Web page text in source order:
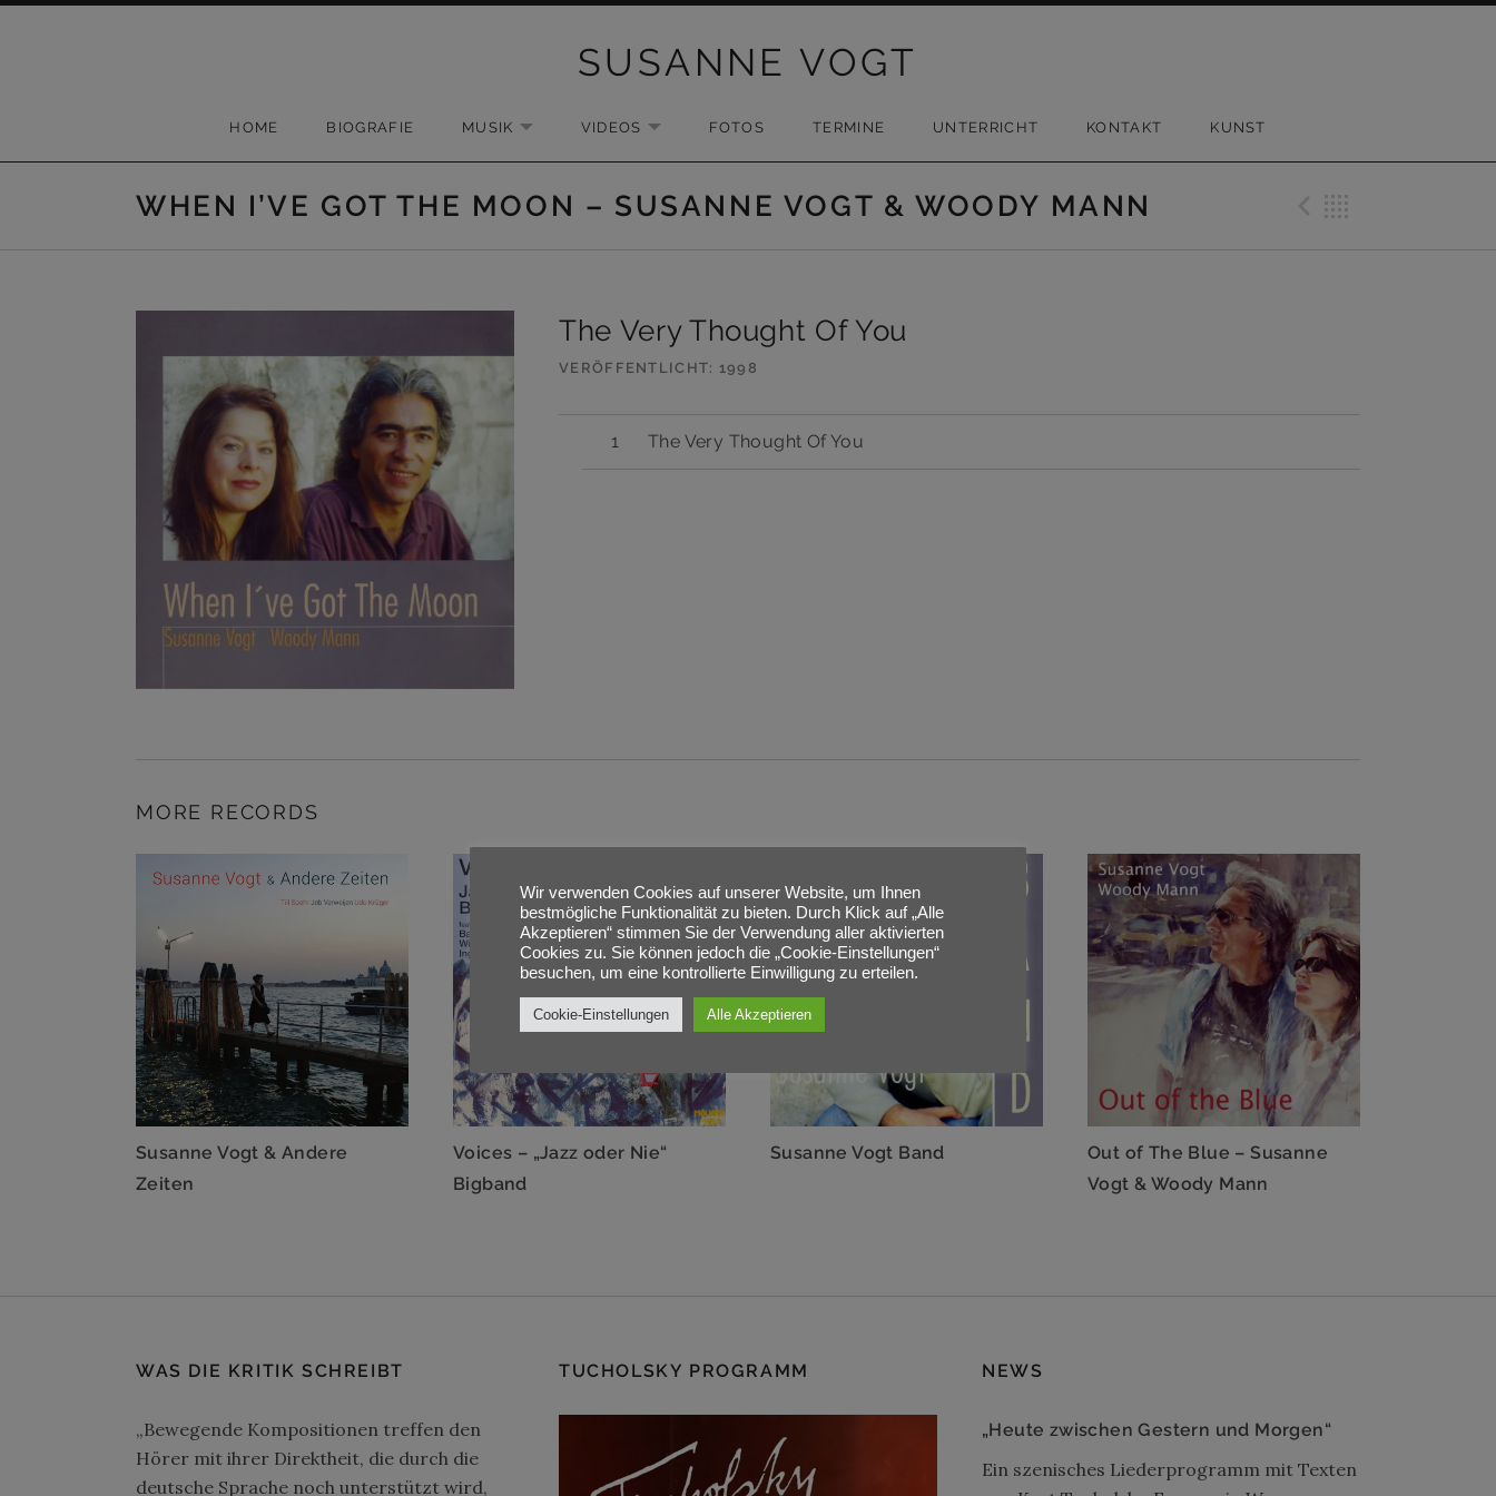
SUSANNE VOGT
HOME BIOGRAFIE MUSIK EXPAND SUBMENU
VIDEOS EXPAND SUBMENU
FOTOS TERMINE UNTERRICHT KONTAKT KUNST
WHEN I’VE GOT THE MOON – SUSANNE VOGT & WOODY MANN
The Very Thought Of You
VERÖFFENTLICHT 1998
The Very Thought Of You
MORE RECORDS
Susanne Vogt & Andere
Zeiten
Voices – „Jazz oder Nie“
Bigband
Susanne Vogt Band
Out of The Blue – Susanne
Vogt & Woody Mann
WAS DIE KRITIK SCHREIBT
„Bewegende Kompositionen treffen den
Hörer mit ihrer Direktheit, die durch die
deutsche Sprache noch unterstützt wird,
TUCHOLSKY PROGRAMM NEWS
„Heute zwischen Gestern und Morgen“
Ein szenisches Liederprogramm mit Texten
Wir verwenden Cookies auf unserer Website, um Ihnen
bestmögliche Funktionalität zu bieten. Durch Klick auf „Alle
Akzeptieren“ stimmen Sie der Verwendung aller aktivierten
Cookies zu. Sie können jedoch die „Cookie-Einstellungen“
besuchen, um eine kontrollierte Einwilligung zu erteilen.
Cookie-Einstellungen Alle Akzeptieren